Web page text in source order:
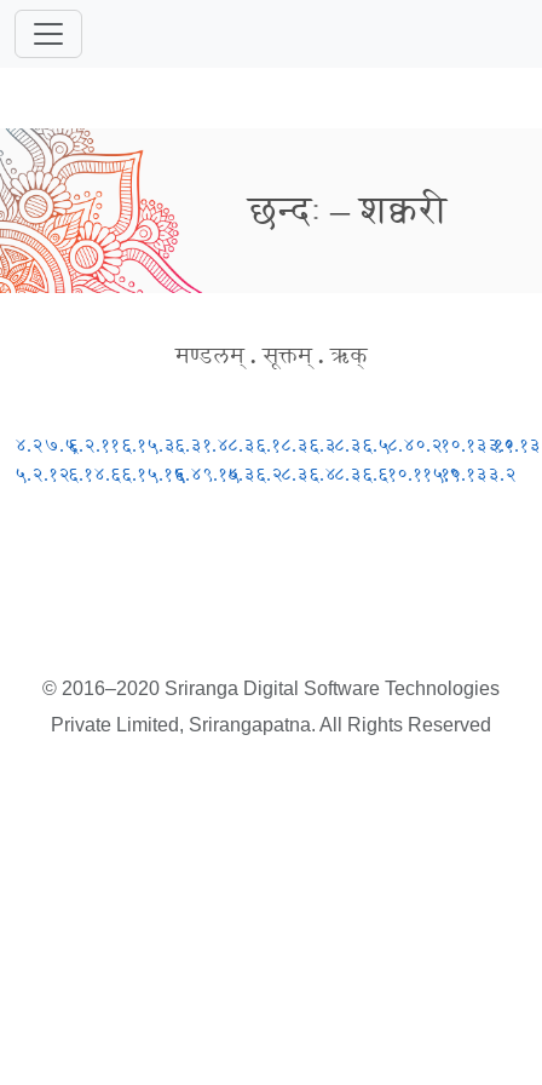
छन्दः – शक्वरी
मण्डलम् . सूक्तम् . ऋक्
४.२७.५
५.२.१२
६.२.११
६.१४.६
६.१५.३
६.१५.१५
६.३१.४
६.४९.१५
८.३६.१
८.३६.२
८.३६.३
८.३६.४
८.३६.५
८.३६.६
८.४०.२
१०.११५.९
१०.१३३.१
१०.१३३.२
© 2016–2020 Sriranga Digital Software Technologies
Private Limited, Srirangapatna. All Rights Reserved